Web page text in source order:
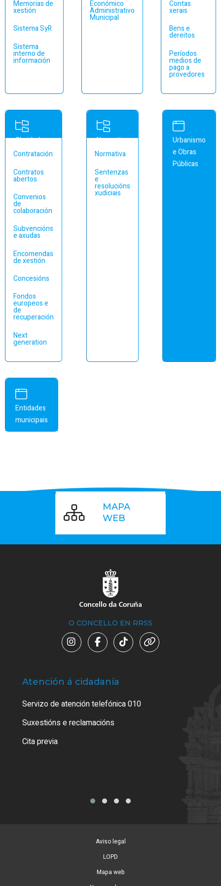
Memorias de
xestión
Sistema SyR
Sistema
interno de
información
Económico
Administrativo
Municipal
Contas
xerais
Bens e
dereitos
Períodos
medios de
pago a
provedores
Claridade
na Xestión
Contratación
Contratos
abertos
Convenios
de
colaboración
Subvencións
e axudas
Encomendas
de xestión
Concesións
Fondos
europeos e
de
recuperación
Next
generation
Normativa
municipal
Normativa
Sentenzas
e
resolucións
xudiciais
Urbanismo
e Obras
Públicas
Entidades
municipais
MAPA
WEB
O CONCELLO EN RRSS
Atención á cidadanía
Servizo de atención telefónica 010
Suxestións e reclamacións
Cita previa
Aviso legal
LOPD
Mapa web